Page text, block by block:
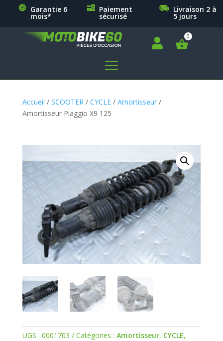
Garantie 6
mois*
Paiement
sécurisé
Livraison 2 à
5 jours

a
Accueil / SCOOTER / CYCLE/ Amortisseur/
Amortisseur Piaggio X9 125
UGS : 0001703 Catégories : Amortisseur, CYCLE,